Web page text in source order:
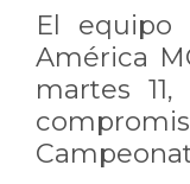
El equipo
América
martes